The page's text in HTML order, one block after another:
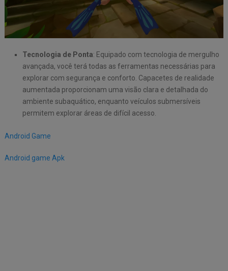
Tecnologia de Ponta: Equipado com tecnologia de mergulho
avançada, você terá todas as ferramentas necessárias para
explorar com segurança e conforto. Capacetes de realidade
aumentada proporcionam uma visão clara e detalhada do
ambiente subaquático, enquanto veículos submersíveis
permitem explorar áreas de difícil acesso.
Android Game
Android game Apk